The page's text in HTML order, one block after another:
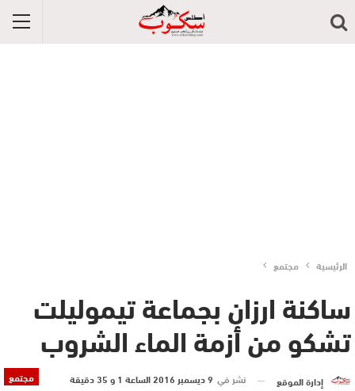
الرئيسية مجتمع
ساكنة ارزان بجماعة تيموليلت
تشكو من أزمة الماء الشروب
مجتمع إدارة الموقع نشر في 9 ديسمبر 2016 الساعة 1 و 35 دقيقة